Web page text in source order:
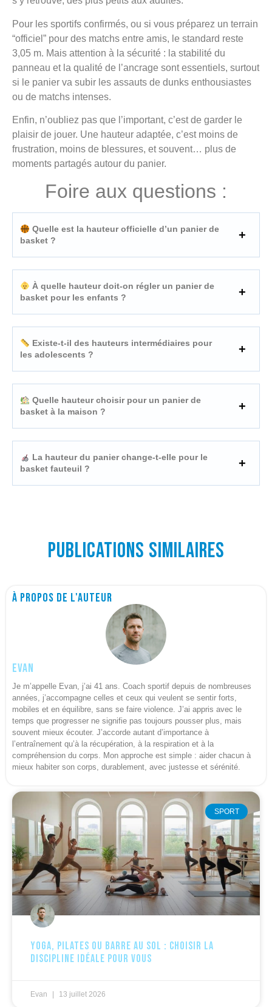
Pour les sportifs confirmés, ou si vous préparez un terrain
“officiel” pour des matchs entre amis, le standard reste
3,05 m. Mais attention à la sécurité : la stabilité du
panneau et la qualité de l’ancrage sont essentiels, surtout
si le panier va subir les assauts de dunks enthousiastes
ou de matchs intenses.
Enfin, n’oubliez pas que l’important, c’est de garder le
plaisir de jouer. Une hauteur adaptée, c’est moins de
frustration, moins de blessures, et souvent… plus de
moments partagés autour du panier.
Foire aux questions :
Quelle est la hauteur officielle d’un panier de
basket ?
À quelle hauteur doit-on régler un panier de
basket pour les enfants ?
Existe-t-il des hauteurs intermédiaires pour
les adolescents ?
Quelle hauteur choisir pour un panier de
basket à la maison ?
La hauteur du panier change-t-elle pour le
basket fauteuil ?
Publications similaires
À propos de l'auteur
Evan
Je m’appelle Evan, j’ai 41 ans. Coach sportif depuis de nombreuses
années, j’accompagne celles et ceux qui veulent se sentir forts,
mobiles et en équilibre, sans se faire violence. J’ai appris avec le
temps que progresser ne signifie pas toujours pousser plus, mais
souvent mieux écouter. J’accorde autant d’importance à
l’entraînement qu’à la récupération, à la respiration et à la
compréhension du corps. Mon approche est simple : aider chacun à
mieux habiter son corps, durablement, avec justesse et sérénité.
SPORT
Yoga, pilates ou barre au sol : choisir la
discipline idéale pour vous
Evan 13 juillet 2026